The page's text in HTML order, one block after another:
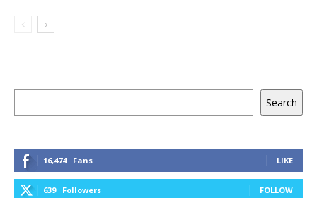
Search
16,474 Fans LIKE
639 Followers FOLLOW